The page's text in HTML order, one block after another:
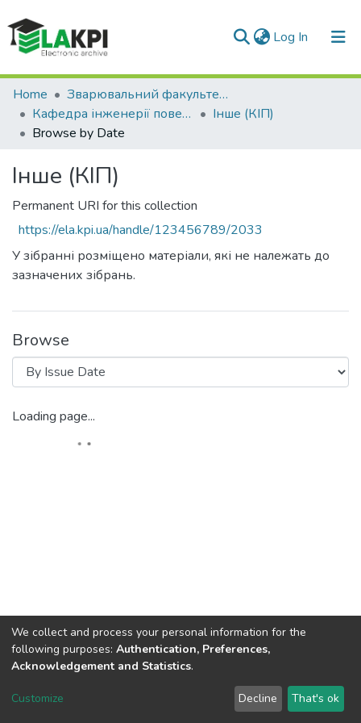
Log In (current)
Communities & Collections
All of DSpace
Home
Зварювальний факультет (ЗФ)
Кафедра інженерії поверхні (КІП)
Інше (КІП)
Browse by Date
Інше (КІП)
Permanent URI for this collection
https://ela.kpi.ua/handle/123456789/2033
У зібранні розміщено матеріали, які не належать до
зазначених зібрань.
Browse
Loading page...
DSpace software copyright © 2002-2026 LYRASIS
Send Feedback
We collect and process your personal information for the
following purposes: Authentication, Preferences,
Acknowledgement and Statistics.
Customize Decline That's ok